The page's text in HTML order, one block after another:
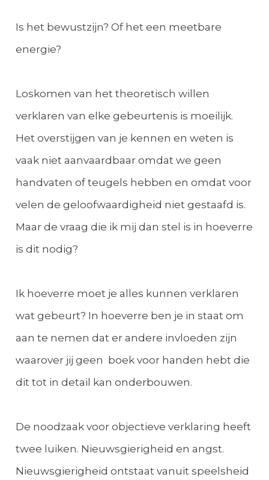
Is het bewustzijn? Of het een meetbare
energie?
Loskomen van het theoretisch willen
verklaren van elke gebeurtenis is moeilijk.
Het overstijgen van je kennen en weten is
vaak niet aanvaardbaar omdat we geen
handvaten of teugels hebben en omdat voor
velen de geloofwaardigheid niet gestaafd is.
Maar de vraag die ik mij dan stel is in hoeverre
is dit nodig?
Ik hoeverre moet je alles kunnen verklaren
wat gebeurt? In hoeverre ben je in staat om
aan te nemen dat er andere invloeden zijn
waarover jij geen boek voor handen hebt die
dit tot in detail kan onderbouwen.
De noodzaak voor objectieve verklaring heeft
twee luiken. Nieuwsgierigheid en angst.
Nieuwsgierigheid ontstaat vanuit speelsheid